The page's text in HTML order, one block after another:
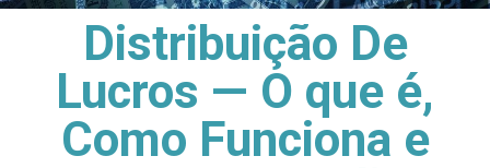
Distribuição De
Lucros — O que é,
Como Funciona e